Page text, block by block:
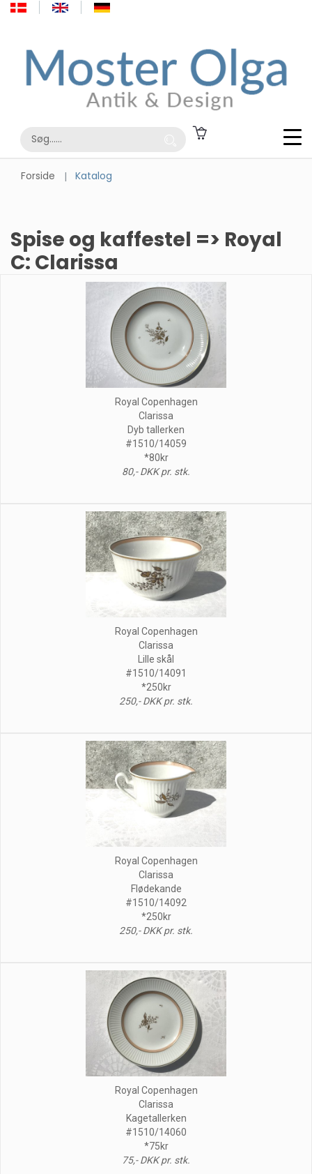
Forside Katalog
Spise og kaffestel => Royal
C: Clarissa
Royal Copenhagen
Clarissa
Dyb tallerken
#1510/14059
*80kr
80,- DKK pr. stk.
Royal Copenhagen
Clarissa
Lille skål
#1510/14091
*250kr
250,- DKK pr. stk.
Royal Copenhagen
Clarissa
Flødekande
#1510/14092
*250kr
250,- DKK pr. stk.
Royal Copenhagen
Clarissa
Kagetallerken
#1510/14060
*75kr
75,- DKK pr. stk.